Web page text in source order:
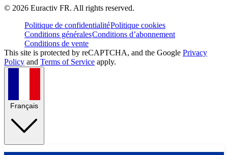
© 2026 Euractiv FR. All rights reserved.
Politique de confidentialitéPolitique cookies
Conditions généralesConditions d’abonnement
Conditions de vente
This site is protected by reCAPTCHA, and the Google Privacy
Policy and Terms of Service apply.
Français